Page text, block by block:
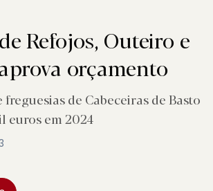
Refojos, Outeiro e
orçamento
de Cabeceiras de Basto
euros em 2024